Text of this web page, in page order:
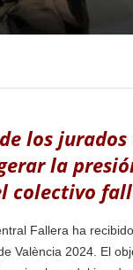
los
la
colectivo
Fallera ha
València 2024. El